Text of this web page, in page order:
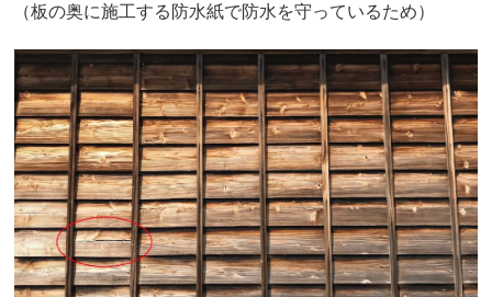
（板の奥に施工する防水紙で防水を守っているため）